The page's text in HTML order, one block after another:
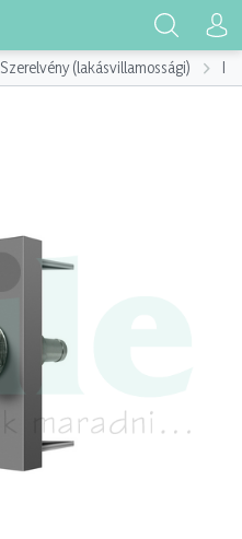
Szerelvény (lakásvillamossági)